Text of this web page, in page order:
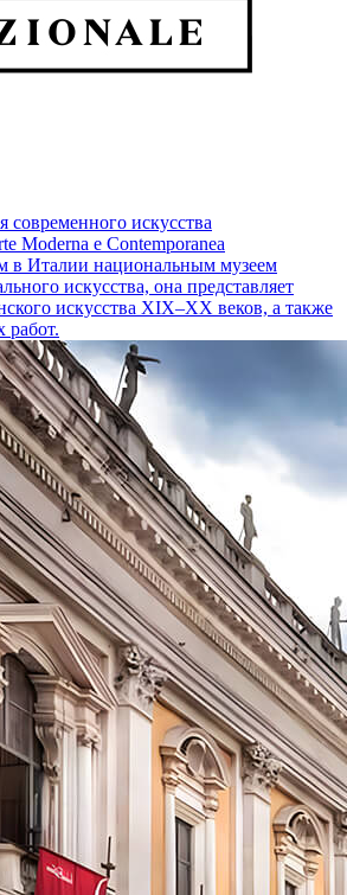
современного искусства
Moderna e Contemporanea
в Италии национальным музеем
искусства, она представляет
искусства XIX–XX веков, а также
работ.